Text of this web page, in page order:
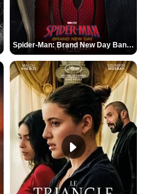
Spider-Man: Brand New Day Bande-annonce VO STFR